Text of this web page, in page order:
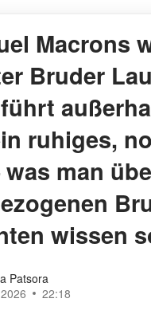
Macrons
Bruder
ruhiges,
man
wissen
Patsora
22:18